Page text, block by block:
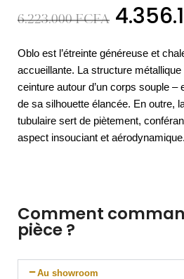
6.223.000FCFA
Oblo est l’étreinte généreuse et
accueillante. La structure métallique
ceinture autour d’un corps souple –
de sa silhouette élancée. En outre,
tubulaire sert de piètement,
aspect insouciant et aérodynamique.
Comment
pièce ?
Au showroom